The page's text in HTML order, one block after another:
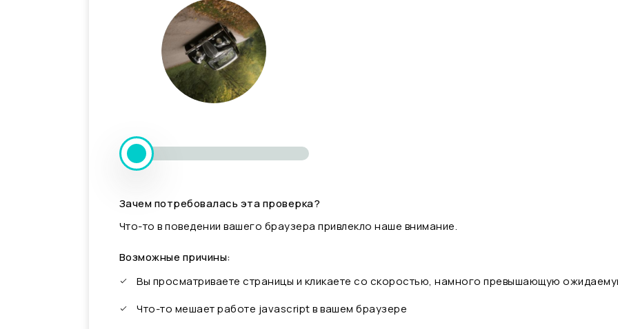
Зачем потребовалась эта проверка?
Что-то в поведении вашего браузера привлекло наше внимание.
Возможные причины:
Вы просматриваете страницы и кликаете со скоростью, намного превышающую
Что-то мешает работе javascript в вашем браузере